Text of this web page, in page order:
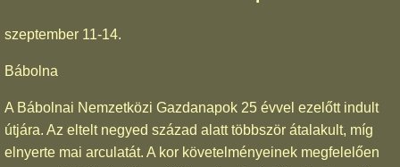
szeptember 11-14.
Bábolna
A Bábolnai Nemzetközi Gazdanapok 25 évvel ezelőtt indult
útjára. Az eltelt negyed század alatt többször átalakult, míg
elnyerte mai arculatát. A kor követelményeinek megfelelően